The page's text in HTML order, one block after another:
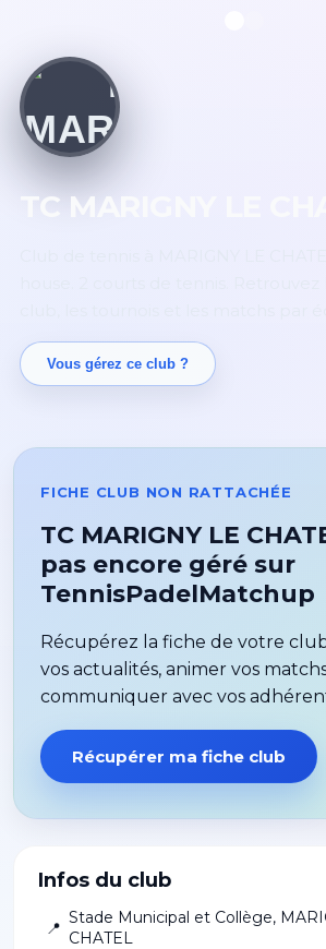
TC MARIGNY LE
Vous gérez ce club ?
Infos du club
📍
Stade Municipal et Collège,
CHATEL
FICHE CLUB NON RATTACHÉE
TC MARIGNY LE
pas encore géré sur
TennisPadelMatchup
Récupérez la fiche de votre
vos actualités, animer vos
communiquer avec vos
Récupérer ma fiche club